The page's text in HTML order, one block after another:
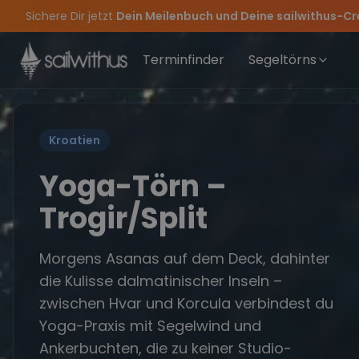
Skip to content
🔥Spätsommer Special:Am 05.09 alle Youngline-Törns
Sichere Dir jetztDein Meilenbuch und Deine sailwithus-
Verpass keineTörn-Updates, Insider-Tipps und
Season Closing Party 2026!Die Saison war legendär – wir
Terminfinder Segeltörns
Kroatien
Yoga-Törn –
Trogir/Split
Morgens Asanas auf dem Deck, dahinter
die Kulisse dalmatinischer Inseln –
zwischen Hvar und Korcula verbindest du
Yoga-Praxis mit Segelwind und
Ankerbuchten, die zu keiner Studio-